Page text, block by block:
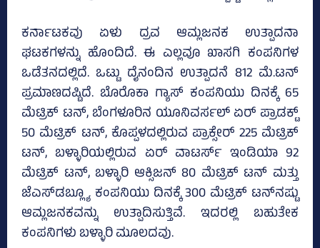
ಕರ್ನಾಟಕವು ಏಳು ದ್ರವ ಆಮ್ಲಜನಕ ಉತ್ಪಾದನಾ
ಘಟಕಗಳನ್ನು ಹೊಂದಿದೆ. ಈ ಎಲ್ಲವೂ ಖಾಸಗಿ ಕಂಪನಿಗಳ
ಒಡೆತನದಲ್ಲಿದೆ. ಒಟ್ಟು ದೈನಂದಿನ ಉತ್ಪಾದನೆ 812 ಮೆ.ಟನ್
ಪ್ರಮಾಣದಷ್ಟಿದೆ. ಬೊರೊಕಾ ಗ್ಯಾಸ್‌ ಕಂಪನಿಯು ದಿನಕ್ಕೆ 65
ಮೆಟ್ರಿಕ್‌ ಟನ್‌, ಬೆಂಗಳೂರಿನ ಯೂನಿವರ್ಸಲ್‌ ಏರ್‌ ಪ್ರಾಡಕ್ಟ್‌
50 ಮೆಟ್ರಿಕ್‌ ಟನ್‌, ಕೊಪ್ಪಳದಲ್ಲಿರುವ ಪ್ರಾಕ್ಸೇರ್‌ 225 ಮೆಟ್ರಿಕ್‌
ಟನ್‌, ಬಳ್ಳಾರಿಯಲ್ಲಿರುವ ಏರ್‌ ವಾಟರ್ಸ್‌ ಇಂಡಿಯಾ 92
ಮೆಟ್ರಿಕ್‌ ಟನ್‌, ಬಳ್ಳಾರಿ ಆಕ್ಸಿಜನ್‌ 80 ಮೆಟ್ರಿಕ್‌ ಟನ್‌ ಮತ್ತು
ಜೆಎಸ್‌ಡಬ್ಲ್ಯೂ ಕಂಪನಿಯು ದಿನಕ್ಕೆ 300 ಮೆಟ್ರಿಕ್‌ ಟನ್‌ನಷ್ಟು
ಆಮ್ಲಜನಕವನ್ನು ಉತ್ಪಾದಿಸುತ್ತಿವೆ. ಇದರಲ್ಲಿ ಬಹುತೇಕ
ಕಂಪನಿಗಳು ಬಳ್ಳಾರಿ ಮೂಲದವು.